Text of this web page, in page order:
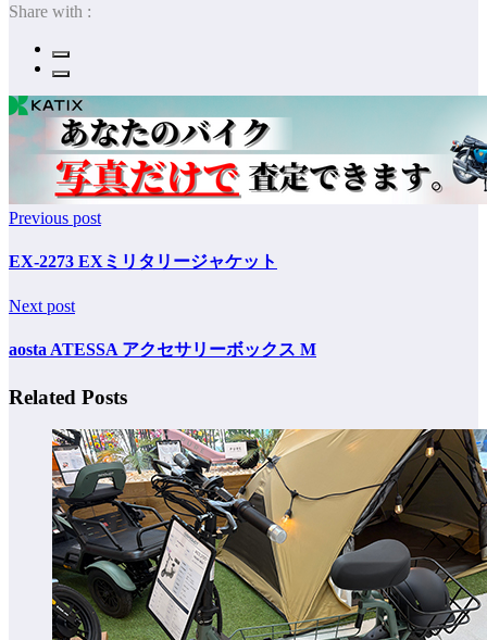
Share with :
Previous post
EX-2273 EXミリタリージャケット
Next post
aosta ATESSA アクセサリーボックス M
Related Posts